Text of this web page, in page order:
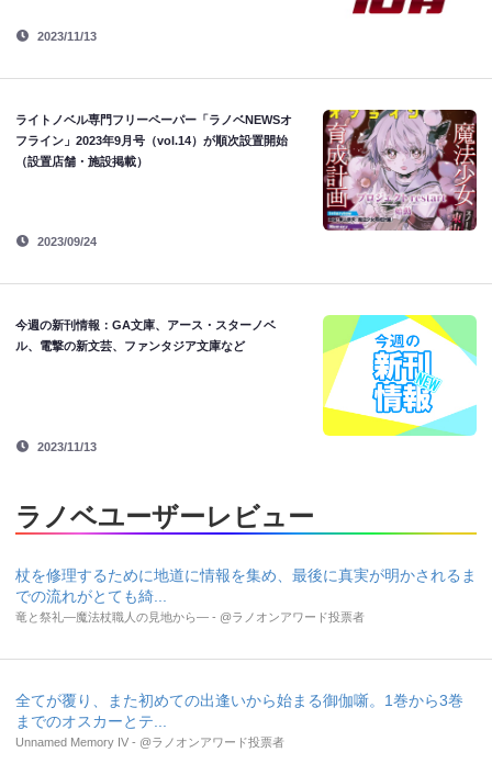
2023/11/13
ライトノベル専門フリーペーパー「ラノベNEWSオ
フライン」2023年9月号（vol.14）が順次設置開始
（設置店舗・施設掲載）
2023/09/24
今週の新刊情報：GA文庫、アース・スターノベ
ル、電撃の新文芸、ファンタジア文庫など
2023/11/13
ラノベユーザーレビュー
杖を修理するために地道に情報を集め、最後に真実が明かされるま
での流れがとても綺...
竜と祭礼―魔法杖職人の見地から― - @ラノオンアワード投票者
全てが覆り、また初めての出逢いから始まる御伽噺。1巻から3巻
までのオスカーとテ...
Unnamed Memory IV - @ラノオンアワード投票者